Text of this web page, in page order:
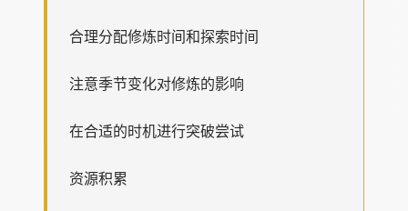
合理分配修炼时间和探索时间
注意季节变化对修炼的影响
在合适的时机进行突破尝试
资源积累